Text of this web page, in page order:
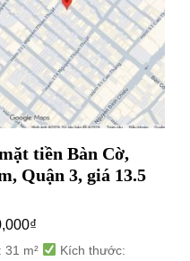
tiền Bàn Cờ,
Quận 3, giá 13.5
₫
31 m²
Kích thước: